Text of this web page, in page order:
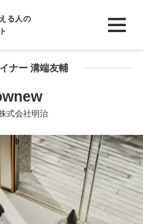
る人の
ナー 溝端友輔
式会社明治